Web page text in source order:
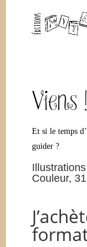
Viens !
Et si le temps
guider ?
Couleur,